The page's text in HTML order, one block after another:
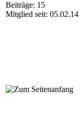
Beiträge: 15
Mitglied seit: 05.02.14